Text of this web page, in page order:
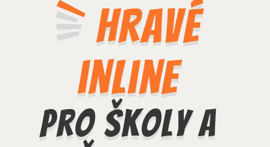
Hravé
inline
Pro školy a